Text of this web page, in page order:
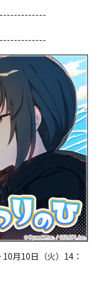
月10日（火）14：